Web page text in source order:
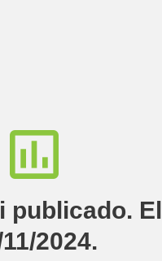
2024.